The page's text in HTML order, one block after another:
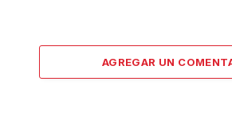
AGREGAR UN